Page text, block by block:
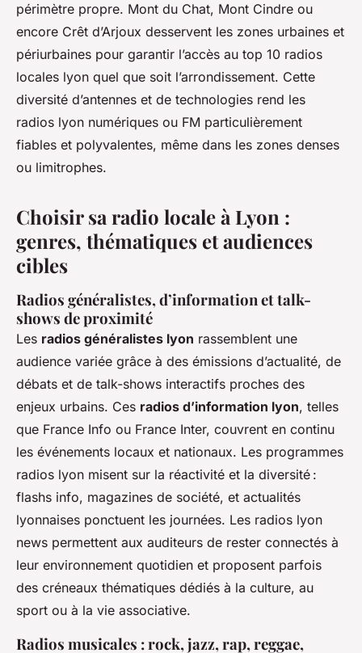
périmètre propre. Mont du Chat, Mont Cindre ou
encore Crêt d’Arjoux desservent les zones urbaines et
périurbaines pour garantir l’accès au top 10 radios
locales lyon quel que soit l’arrondissement. Cette
diversité d’antennes et de technologies rend les
radios lyon numériques ou FM particulièrement
fiables et polyvalentes, même dans les zones denses
ou limitrophes.
Choisir sa radio locale à Lyon :
genres, thématiques et audiences
cibles
Radios généralistes, d’information et talk-
shows de proximité
Les radios généralistes lyon rassemblent une
audience variée grâce à des émissions d’actualité, de
débats et de talk-shows interactifs proches des
enjeux urbains. Ces radios d’information lyon, telles
que France Info ou France Inter, couvrent en continu
les événements locaux et nationaux. Les programmes
radios lyon misent sur la réactivité et la diversité :
flashs info, magazines de société, et actualités
lyonnaises ponctuent les journées. Les radios lyon
news permettent aux auditeurs de rester connectés à
leur environnement quotidien et proposent parfois
des créneaux thématiques dédiés à la culture, au
sport ou à la vie associative.
Radios musicales : rock, jazz, rap, reggae,